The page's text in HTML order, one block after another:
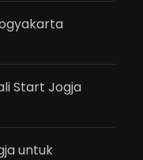
Start Jogja
untuk